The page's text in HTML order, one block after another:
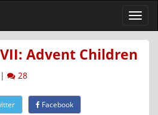
Ver
menú
Advent Children
28
Facebook